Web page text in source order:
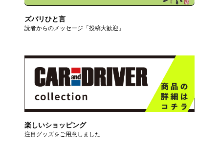
ズバリひと言
読者からのメッセージ「投稿大歓迎」
楽しいショッピング
注目グッズをご用意しました